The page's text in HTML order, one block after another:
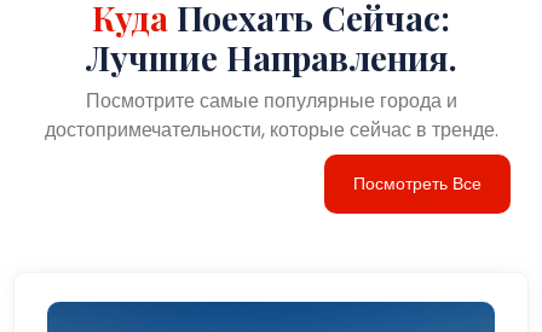
Заключение
Килимли — это скрытая жемчужина вдоль Черного
побережья Турции. Морское побережье предлагает
посетителям идеальное сочетание природной красоты,
исторического значения и мирного прибрежного
очарования. Килимли с его живописными пляжами,
могут насладиться плаванием, рыбалкой, пешими
Куда Поехать Сейчас:
Лучшие Направления.
Посмотрите самые популярные города и
достопримечательности, которые сейчас в тренде.
Посмотреть Все